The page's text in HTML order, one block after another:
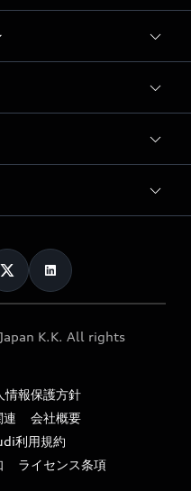
K.K. All rights
情報保護方針
連
会社概要
利用規約
ライセンス条項